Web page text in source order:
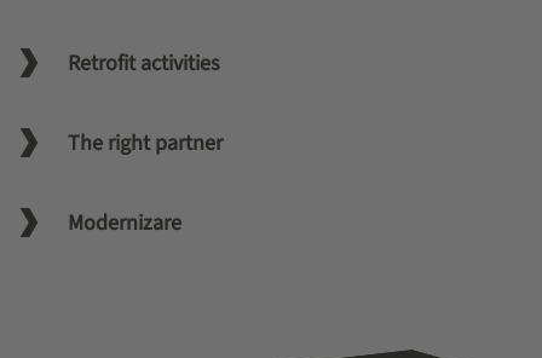
Retrofit activities
The right partner
Modernizare